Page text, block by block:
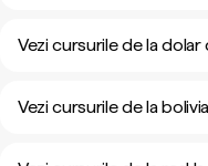
Vezi cursurile de la dolar
Vezi cursurile de la